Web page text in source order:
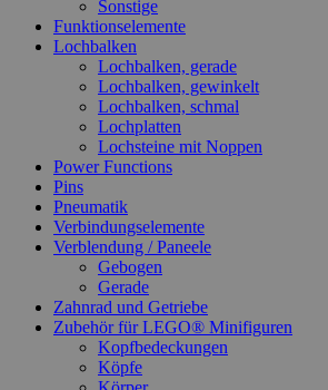
Sonstige
Funktionselemente
Lochbalken
Lochbalken, gerade
Lochbalken, gewinkelt
Lochbalken, schmal
Lochplatten
Lochsteine mit Noppen
Power Functions
Pins
Pneumatik
Verbindungselemente
Verblendung / Paneele
Gebogen
Gerade
Zahnrad und Getriebe
Zubehör für LEGO® Minifiguren
Kopfbedeckungen
Köpfe